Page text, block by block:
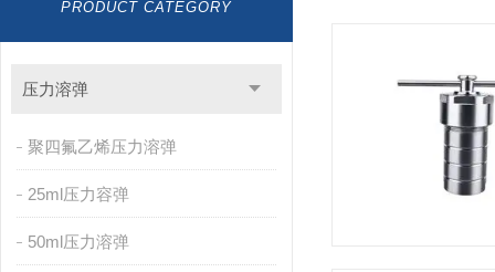
PRODUCT CATEGORY
压力溶弹
聚四氟乙烯压力溶弹
25ml压力容弹
50ml压力溶弹